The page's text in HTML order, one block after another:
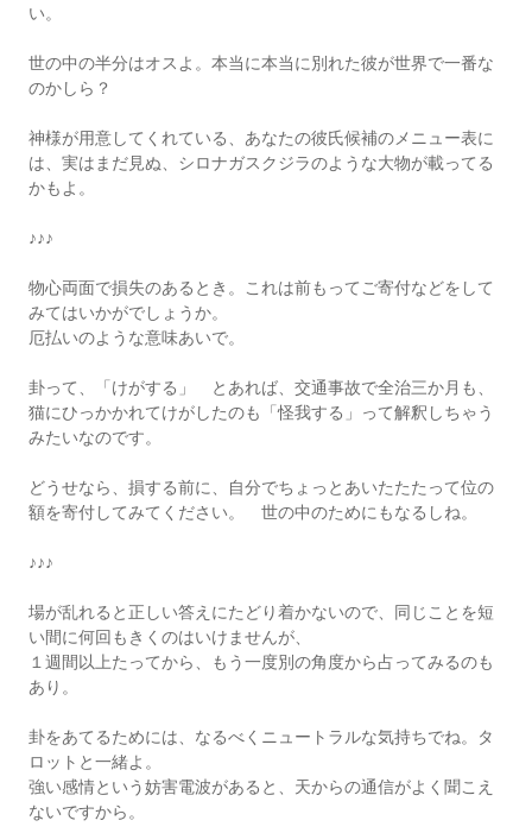
い。
世の中の半分はオスよ。本当に本当に別れた彼が世界で一番な
のかしら？
神様が用意してくれている、あなたの彼氏候補のメニュー表に
は、実はまだ見ぬ、シロナガスクジラのような大物が載ってる
かもよ。
♪♪♪
物心両面で損失のあるとき。これは前もってご寄付などをして
みてはいかがでしょうか。
厄払いのような意味あいで。
卦って、「けがする」 とあれば、交通事故で全治三か月も、
猫にひっかかれてけがしたのも「怪我する」って解釈しちゃう
みたいなのです。
どうせなら、損する前に、自分でちょっとあいたたたって位の
額を寄付してみてください。 世の中のためにもなるしね。
♪♪♪
場が乱れると正しい答えにたどり着かないので、同じことを短
い間に何回もきくのはいけませんが、
１週間以上たってから、もう一度別の角度から占ってみるのも
あり。
卦をあてるためには、なるべくニュートラルな気持ちでね。タ
ロットと一緒よ。
強い感情という妨害電波があると、天からの通信がよく聞こえ
ないですから。